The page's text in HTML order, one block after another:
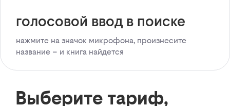
голосовой ввод в поиске
нажмите на значок микрофона, произнесите
название – и книга найдется
Выберите тариф,